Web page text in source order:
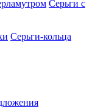
Серьги с
Серьги-кольца